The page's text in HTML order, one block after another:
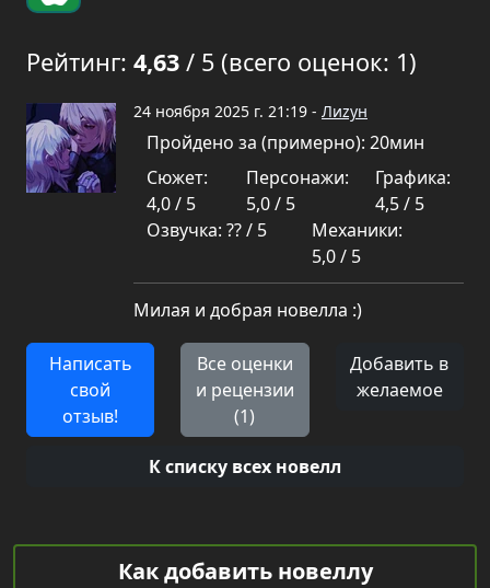
Рейтинг: 4,63 / 5 (всего оценок: 1)
24 ноября 2025 г. 21:19 - Лиzун
Пройдено за (примерно): 20мин
Сюжет:
4,0 / 5
Персонажи:
5,0 / 5
Графика:
4,5 / 5
Озвучка: ?? / 5
Механики:
5,0 / 5
Милая и добрая новелла :)
Написать
свой
отзыв!
Все оценки
и рецензии
(1)
Добавить в
желаемое
К списку всех новелл
Как добавить новеллу